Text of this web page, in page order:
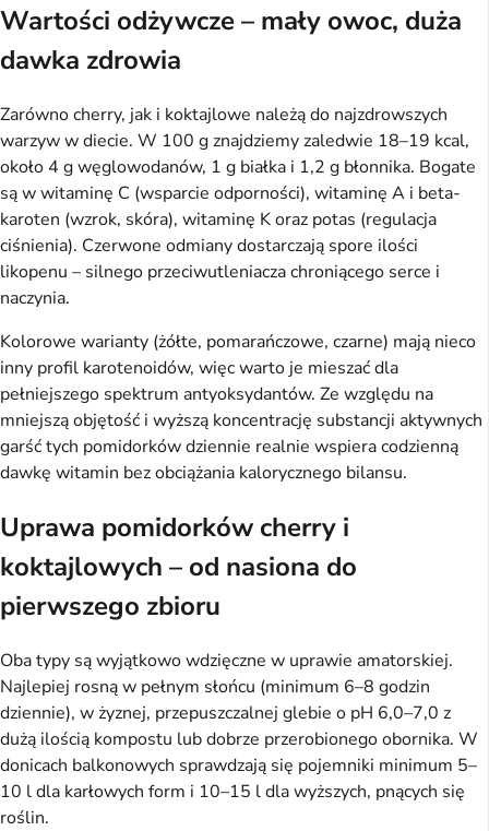
Wartości odżywcze – mały owoc, duża
dawka zdrowia
Zarówno cherry, jak i koktajlowe należą do najzdrowszych
warzyw w diecie. W 100 g znajdziemy zaledwie 18–19 kcal,
około 4 g węglowodanów, 1 g białka i 1,2 g błonnika. Bogate
są w witaminę C (wsparcie odporności), witaminę A i beta-
karoten (wzrok, skóra), witaminę K oraz potas (regulacja
ciśnienia). Czerwone odmiany dostarczają spore ilości
likopenu – silnego przeciwutleniacza chroniącego serce i
naczynia.
Kolorowe warianty (żółte, pomarańczowe, czarne) mają nieco
inny profil karotenoidów, więc warto je mieszać dla
pełniejszego spektrum antyoksydantów. Ze względu na
mniejszą objętość i wyższą koncentrację substancji aktywnych
garść tych pomidorków dziennie realnie wspiera codzienną
dawkę witamin bez obciążania kalorycznego bilansu.
Uprawa pomidorków cherry i
koktajlowych – od nasiona do
pierwszego zbioru
Oba typy są wyjątkowo wdzięczne w uprawie amatorskiej.
Najlepiej rosną w pełnym słońcu (minimum 6–8 godzin
dziennie), w żyznej, przepuszczalnej glebie o pH 6,0–7,0 z
dużą ilością kompostu lub dobrze przerobionego obornika. W
donicach balkonowych sprawdzają się pojemniki minimum 5–
10 l dla karłowych form i 10–15 l dla wyższych, pnących się
roślin.